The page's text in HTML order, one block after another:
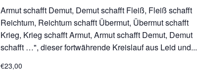
Armut schafft Demut, Demut schafft Fleiß, Fleiß schafft
Reichtum, Reichtum schafft Übermut, Übermut schafft
Krieg, Krieg schafft Armut, Armut schafft Demut, Demut
schafft …", dieser fortwährende Kreislauf aus Leid und...
€23,00